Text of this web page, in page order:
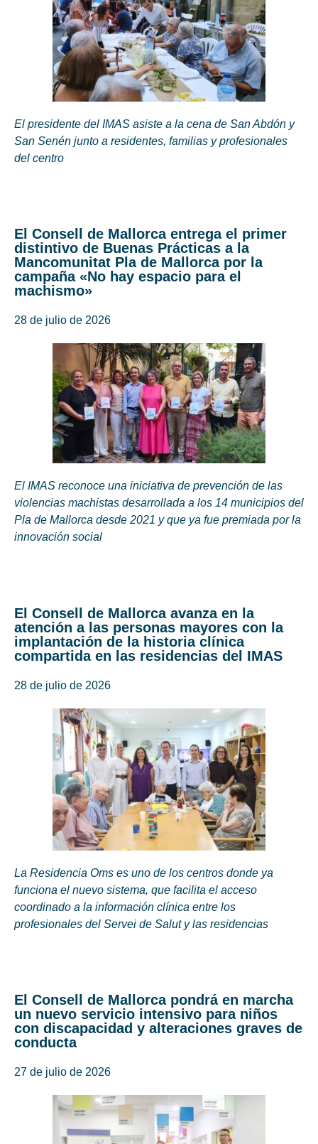
El presidente del IMAS asiste a la cena de San Abdón y
San Senén junto a residentes, familias y profesionales
del centro
El Consell de Mallorca entrega el primer
distintivo de Buenas Prácticas a la
Mancomunitat Pla de Mallorca por la
campaña «No hay espacio para el
machismo»
28 de julio de 2026
El IMAS reconoce una iniciativa de prevención de las
violencias machistas desarrollada a los 14 municipios del
Pla de Mallorca desde 2021 y que ya fue premiada por la
innovación social
El Consell de Mallorca avanza en la
atención a las personas mayores con la
implantación de la historia clínica
compartida en las residencias del IMAS
28 de julio de 2026
La Residencia Oms es uno de los centros donde ya
funciona el nuevo sistema, que facilita el acceso
coordinado a la información clínica entre los
profesionales del Servei de Salut y las residencias
El Consell de Mallorca pondrá en marcha
un nuevo servicio intensivo para niños
con discapacidad y alteraciones graves de
conducta
27 de julio de 2026